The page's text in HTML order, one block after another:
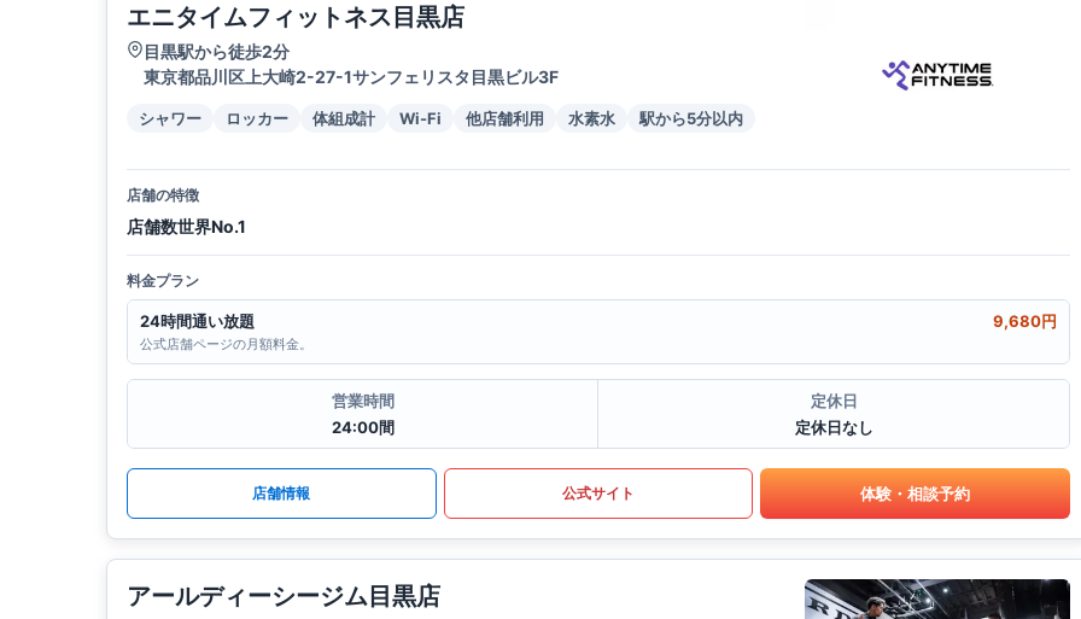
エニタイムフィットネス目黒店
目黒駅から徒歩2分
東京都品川区上大崎2-27-1サンフェリスタ目黒ビル3F
シャワー ロッカー 体組成計 Wi-Fi 他店舗利用 水素水 駅から5分以内
店舗の特徴
店舗数世界No.1
料金プラン
24時間通い放題 9,680円
公式店舗ページの月額料金。
営業時間
24:00間
定休日
定休日なし
店舗情報 公式サイト 体験・相談予約
アールディーシージム目黒店